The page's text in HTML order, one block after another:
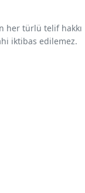
her türlü telif hakkı
iktibas edilemez.